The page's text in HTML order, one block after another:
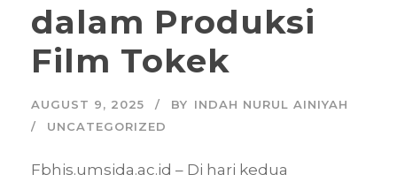
dalam Produksi
Film Tokek
AUGUST 9, 2025 BY INDAH NURUL AINIYAH
UNCATEGORIZED
Fbhis.umsida.ac.id – Di hari kedua